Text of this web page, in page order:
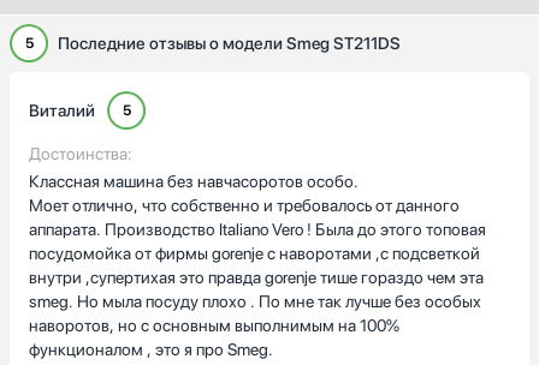
5 Последние отзывы о модели Smeg ST211DS
Виталий 5
Достоинства:
Классная машина без навчасоротов особо.
Моет отлично, что собственно и требовалось от данного
аппарата. Производство Italiano Vero ! Была до этого топовая
посудомойка от фирмы gorenje с наворотами ,с подсветкой
внутри ,супертихая это правда gorenje тише гораздо чем эта
smeg. Но мыла посуду плохо . По мне так лучше без особых
наворотов, но с основным выполнимым на 100%
функционалом , это я про Smeg.